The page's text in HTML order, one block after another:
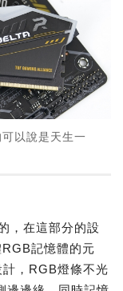
以說是天生一
，在這部分的設
記憶體的元
，RGB燈條不光